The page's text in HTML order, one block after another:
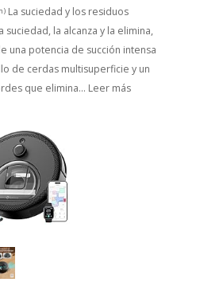
) La suciedad y los residuos
la alcanza y la elimina,
una potencia de succión intensa
de cerdas multisuperficie y un
que elimina... Leer más